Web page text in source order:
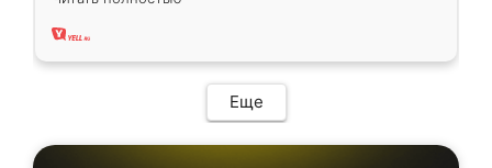
два года, нареканий нет.
Еще